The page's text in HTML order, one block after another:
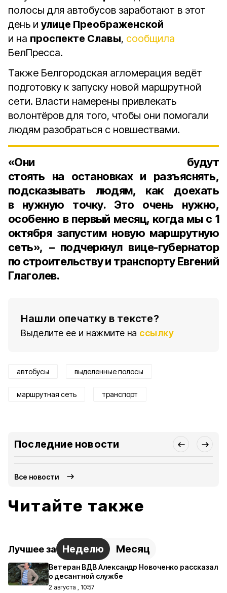
полосы для автобусов заработают в этот
день и улице Преображенской
и на проспекте Славы, сообщила
БелПресса.
Также Белгородская агломерация ведёт
подготовку к запуску новой маршрутной
сети. Власти намерены привлекать
волонтёров для того, чтобы они помогали
людям разобраться с новшествами.
«Они будут
стоять на остановках и разъяснять,
подсказывать людям, как доехать
в нужную точку. Это очень нужно,
особенно в первый месяц, когда мы с 1
октября запустим новую маршрутную
сеть», – подчеркнул вице-губернатор
по строительству и транспорту Евгений
Глаголев.
Нашли опечатку в тексте?
Выделите ее и нажмите на ссылку
автобусы выделенные полосы
маршрутная сеть транспорт
Последние новости
Все новости
Читайте также
Лучшее за Неделю Месяц
Ветеран ВДВ Александр Новоченко рассказал
о десантной службе
2 августа , 10:57